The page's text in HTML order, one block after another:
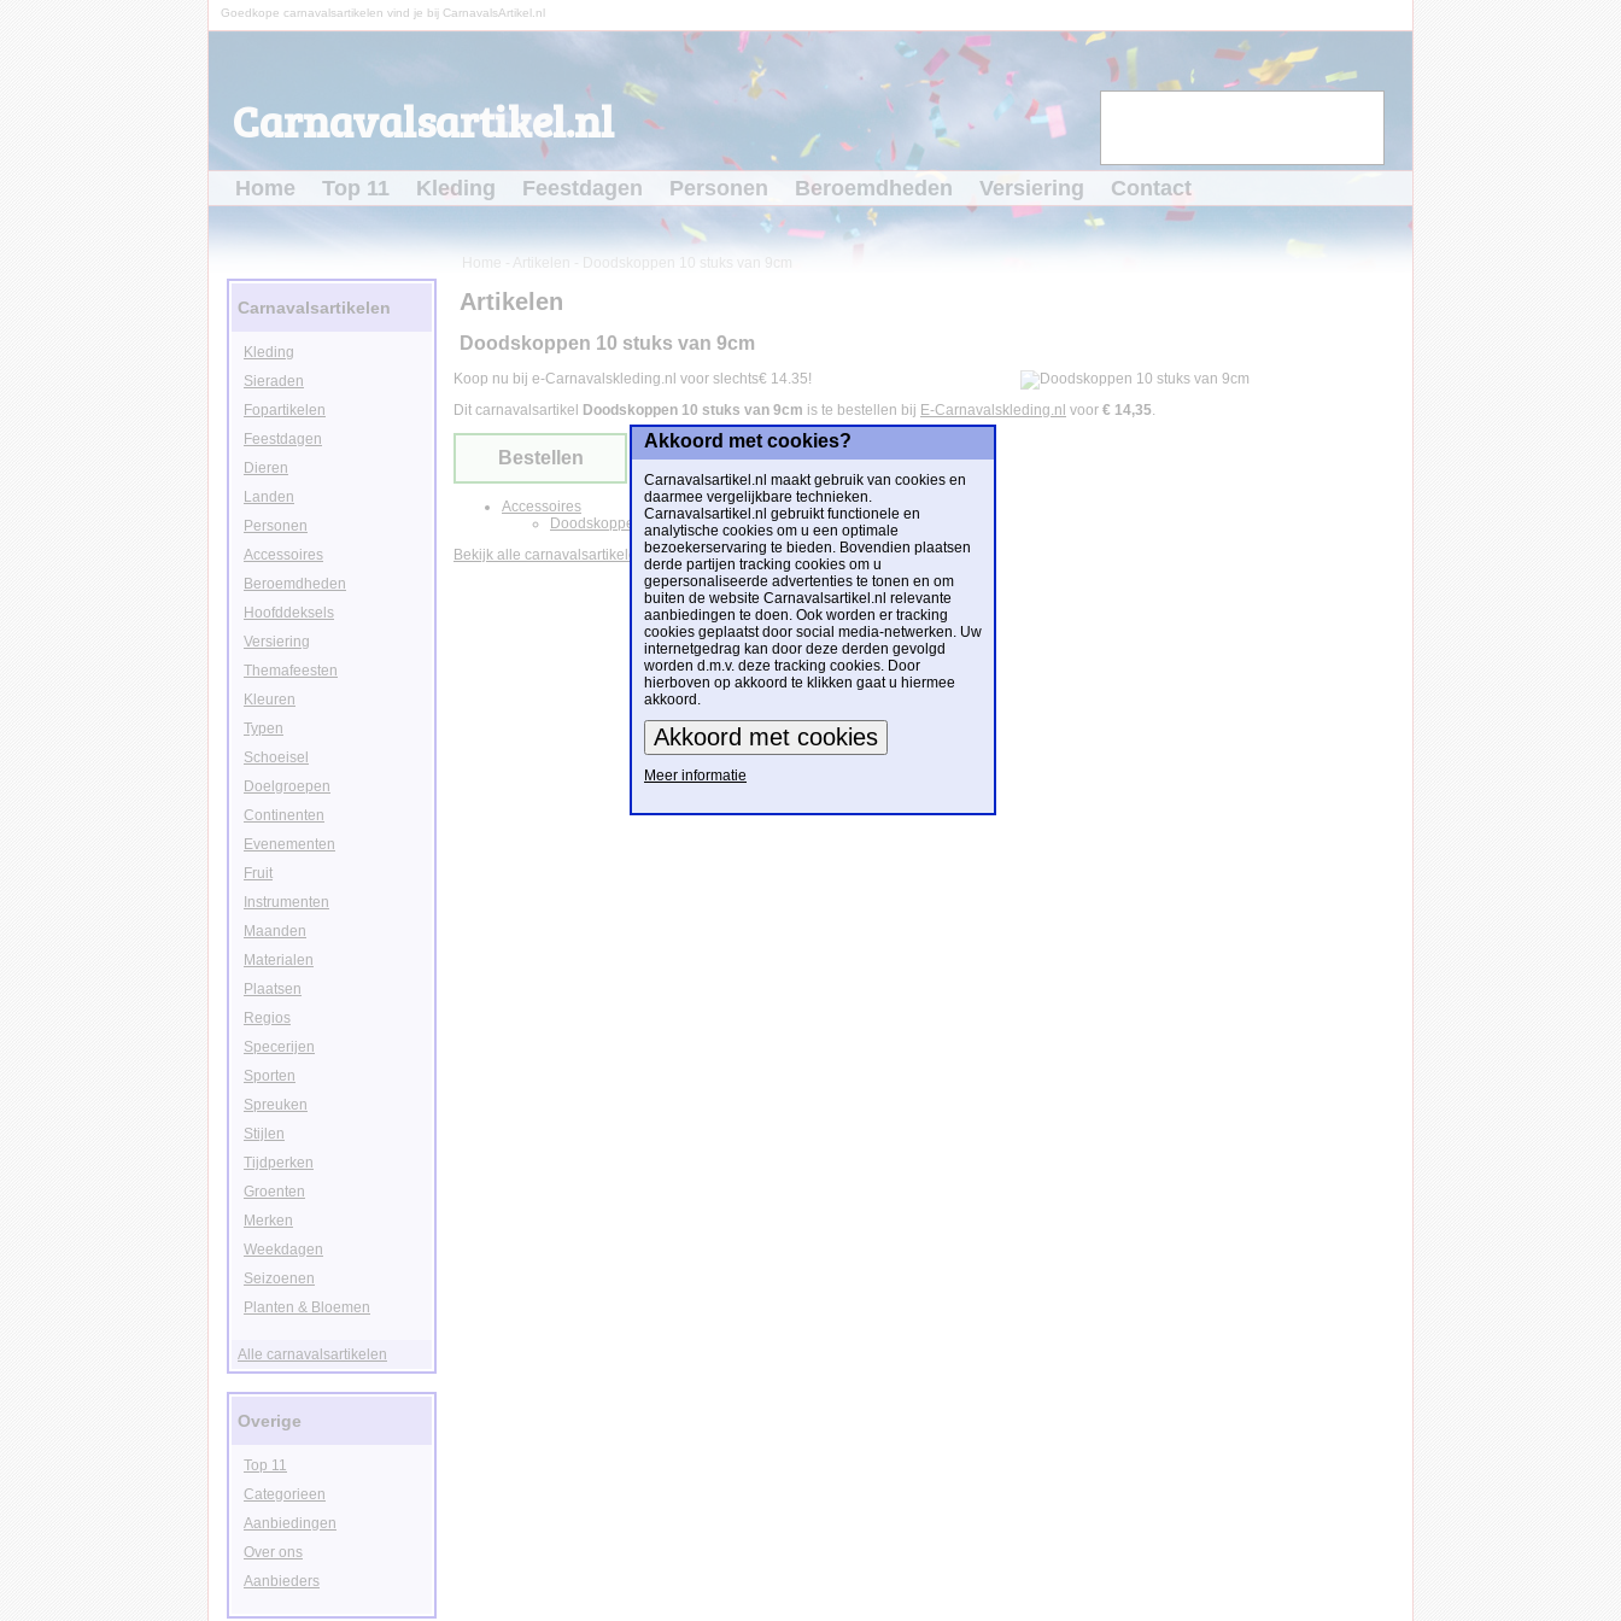
Goedkope carnavalsartikelen vind je bij CarnavalsArtikel.nl
Carnavalsartikel.nl
Home Top 11 Kleding Feestdagen Personen Beroemdheden Versiering Contact
Home Artikelen Doodskoppen 10 stuks van 9cm
Artikelen
Doodskoppen 10 stuks van 9cm
Koop nu bij e-Carnavalskleding.nl voor slechts€ 14.35!
Dit carnavalsartikel
Doodskoppen 10 stuks van 9cm is te bestellen bij E-Carnavalskleding.nl voor € 14,35.
Bestellen
Accessoires
Doodskoppen
Bekijk alle carnavalsartikelen
Carnavalsartikelen
Kleding
Sieraden
Fopartikelen
Feestdagen
Dieren
Landen
Personen
Accessoires
Beroemdheden
Hoofddeksels
Versiering
Themafeesten
Kleuren
Typen
Schoeisel
Doelgroepen
Continenten
Evenementen
Fruit
Instrumenten
Maanden
Materialen
Plaatsen
Regios
Specerijen
Sporten
Spreuken
Stijlen
Tijdperken
Groenten
Merken
Weekdagen
Seizoenen
Planten & Bloemen
Alle carnavalsartikelen
Overige
Top 11
Categorieen
Aanbiedingen
Over ons
Aanbieders
Akkoord met cookies?
Carnavalsartikel.nl maakt gebruik van cookies en
daarmee vergelijkbare technieken.
Carnavalsartikel.nl gebruikt functionele en
analytische cookies om u een optimale
bezoekerservaring te bieden. Bovendien plaatsen
derde partijen tracking cookies om u
gepersonaliseerde advertenties te tonen en om
buiten de website Carnavalsartikel.nl relevante
aanbiedingen te doen. Ook worden er tracking
cookies geplaatst door social media-netwerken. Uw
internetgedrag kan door deze derden gevolgd
worden d.m.v. deze tracking cookies. Door
hierboven op akkoord te klikken gaat u hiermee
akkoord.
Meer informatie